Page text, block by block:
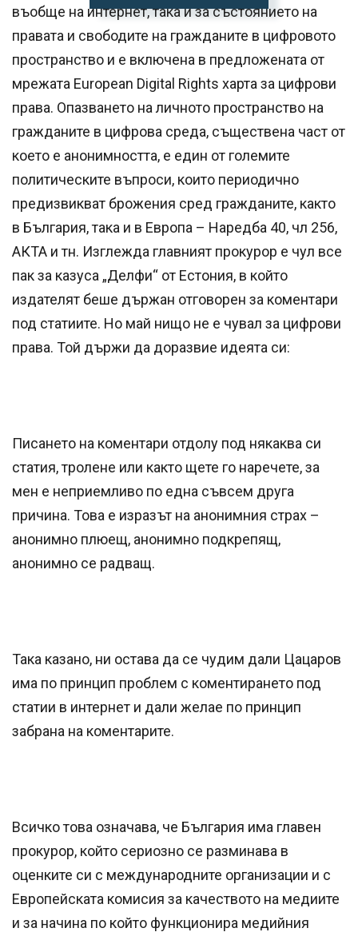
въобще на интернет, така и за състоянието на
правата и свободите на гражданите в цифровото
пространство и е включена в предложената от
мрежата European Digital Rights харта за цифрови
права. Опазването на личното пространство на
гражданите в цифрова среда, съществена част от
което е анонимността, е един от големите
политическите въпроси, които периодично
предизвикват брожения сред гражданите, както
в България, така и в Европа – Наредба 40, чл 256,
АКТА и тн. Изглежда главният прокурор е чул все
пак за казуса „Делфи“ от Естония, в който
издателят беше държан отговорен за коментари
под статиите. Но май нищо не е чувал за цифрови
права. Той държи да доразвие идеята си:
Писането на коментари отдолу под някаква си
статия, тролене или както щете го наречете, за
мен е неприемливо по една съвсем друга
причина. Това е изразът на анонимния страх –
анонимно плюещ, анонимно подкрепящ,
анонимно се радващ.
Така казано, ни остава да се чудим дали Цацаров
има по принцип проблем с коментирането под
статии в интернет и дали желае по принцип
забрана на коментарите.
Всичко това означава, че България има главен
прокурор, който сериозно се разминава в
оценките си с международните организации и с
Европейската комисия за качеството на медиите
и за начина по който функционира медийния